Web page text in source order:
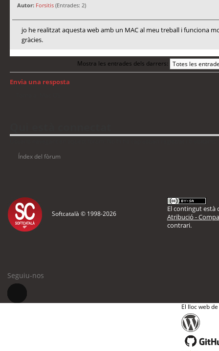
Autor: Forsitis (Entrades: 2)
jo he realitzat aquesta web amb un MAC al meu treball i funciona
gràcies.
Mostra les entrades dels darrers:
Envia una resposta
Índex del fòrum
Softcatalà © 1998-2026
El contingut està
Atribució -
contrari.
Seguiu-nos
El lloc web